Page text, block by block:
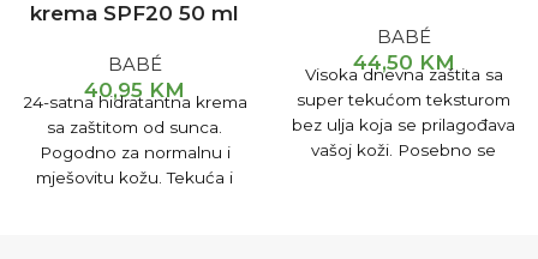
krema SPF20 50 ml
BABÉ
40,95 KM
24-satna hidratantna krema
sa zaštitom od sunca.
Pogodno za normalnu i
mješovitu kožu. Tekuća i
BABÉ
44,50 KM
Visoka dnevna zaštita sa
super tekućom teksturom
bez ulja koja se prilagođava
vašoj koži. Posebno se